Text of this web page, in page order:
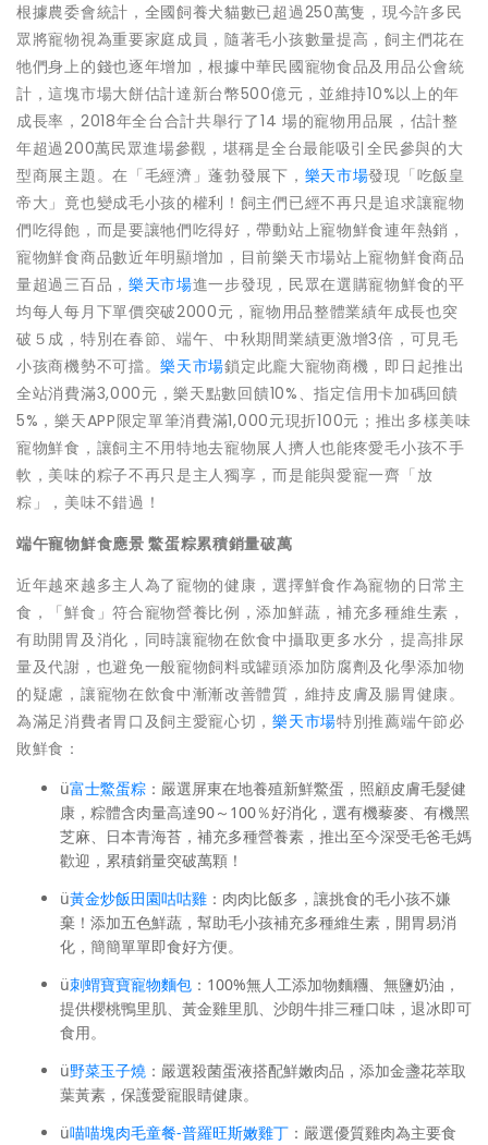
根據農委會統計，全國飼養犬貓數已超過250萬隻，現今許多民
眾將寵物視為重要家庭成員，隨著毛小孩數量提高，飼主們花在
牠們身上的錢也逐年增加，根據中華民國寵物食品及用品公會統
計，這塊市場大餅估計達新台幣500億元，並維持10%以上的年
成長率，2018年全台合計共舉行了14 場的寵物用品展，估計整
年超過200萬民眾進場參觀，堪稱是全台最能吸引全民參與的大
型商展主題。在「毛經濟」蓬勃發展下， 樂天市場發現「吃飯皇
帝大」竟也變成毛小孩的權利！飼主們已經不再只是追求讓寵物
們吃得飽，而是要讓牠們吃得好，帶動站上寵物鮮食連年熱銷，
寵物鮮食商品數近年明顯增加，目前樂天市場站上寵物鮮食商品
量超過三百品， 樂天市場進一步發現，民眾在選購寵物鮮食的平
均每人每月下單價突破2000元，寵物用品整體業績年成長也突
破５成，特別在春節、端午、中秋期間業績更激增3倍，可見毛
小孩商機勢不可擋。樂天市場鎖定此龐大寵物商機，即日起推出
全站消費滿3,000元，樂天點數回饋10%、指定信用卡加碼回饋
5%，樂天APP限定單筆消費滿1,000元現折100元；推出多樣美味
寵物鮮食，讓飼主不用特地去寵物展人擠人也能疼愛毛小孩不手
軟，美味的粽子不再只是主人獨享，而是能與愛寵一齊「放
粽」，美味不錯過！
端午寵物鮮食應景 鱉蛋粽累積銷量破萬
近年越來越多主人為了寵物的健康，選擇鮮食作為寵物的日常主
食，「鮮食」符合寵物營養比例，添加鮮蔬，補充多種維生素，
有助開胃及消化，同時讓寵物在飲食中攝取更多水分，提高排尿
量及代謝，也避免一般寵物飼料或罐頭添加防腐劑及化學添加物
的疑慮，讓寵物在飲食中漸漸改善體質，維持皮膚及腸胃健康。
為滿足消費者胃口及飼主愛寵心切，樂天市場特別推薦端午節必
敗鮮食：
ü富士鱉蛋粽 ：嚴選屏東在地養殖新鮮鱉蛋，照顧皮膚毛髮健
康，粽體含肉量高達90～100％好消化，選有機藜麥、有機黑
芝麻、日本青海苔，補充多種營養素，推出至今深受毛爸毛媽
歡迎，累積銷量突破萬顆！
ü黃金炒飯田園咕咕雞 ：肉肉比飯多，讓挑食的毛小孩不嫌
棄！添加五色鮮蔬，幫助毛小孩補充多種維生素，開胃易消
化，簡簡單單即食好方便。
ü刺蝟寶寶寵物麵包 ：100%無人工添加物麵糰、無鹽奶油，
提供櫻桃鴨里肌、黃金雞里肌、沙朗牛排三種口味，退冰即可
食用。
ü野菜玉子燒 ：嚴選殺菌蛋液搭配鮮嫩肉品，添加金盞花萃取
葉黃素，保護愛寵眼睛健康。
ü喵喵塊肉毛童餐-普羅旺斯嫩雞丁 ：嚴選優質雞肉為主要食